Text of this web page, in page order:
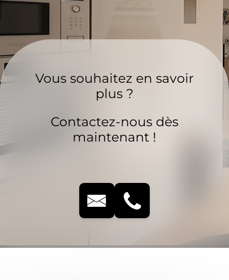
Vous souhaitez en savoir
plus ?
Contactez-nous dès
maintenant !